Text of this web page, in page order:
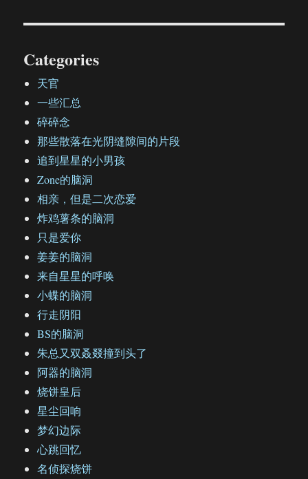
Categories
天官
一些汇总
碎碎念
那些散落在光阴缝隙间的片段
追到星星的小男孩
Zone的脑洞
相亲，但是二次恋爱
炸鸡薯条的脑洞
只是爱你
姜姜的脑洞
来自星星的呼唤
小蝶的脑洞
行走阴阳
BS的脑洞
朱总又双叒叕撞到头了
阿器的脑洞
烧饼皇后
星尘回响
梦幻边际
心跳回忆
名侦探烧饼